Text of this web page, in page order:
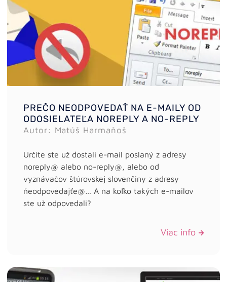
PREČO NEODPOVEDAŤ NA E-MAILY OD
ODOSIELATEĽA NOREPLY A NO-REPLY
Autor: Matúš Harmaňoš
Určite ste už dostali e-mail poslaný z adresy
noreply@ alebo no-reply@, alebo od
vyznávačov štúrovskej slovenčiny z adresy
ňeodpovedajťe@… A na koľko takých e-mailov
ste už odpovedali?
Viac info